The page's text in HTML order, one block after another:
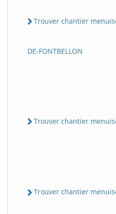
Trouver chantier
DE-FONTBELLON
Trouver chantier
Trouver chantier